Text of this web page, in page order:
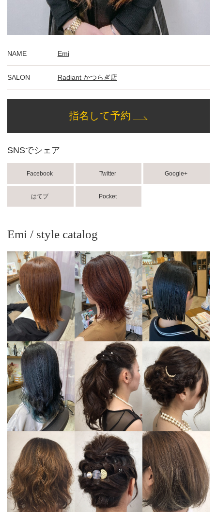
NAME Emi
SALON Radiant かつらぎ店
指名して予約
SNSでシェア
Facebook Twitter Google+
はてブ Pocket
Emi / style catalog